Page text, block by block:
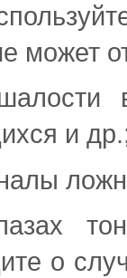
может
и
о